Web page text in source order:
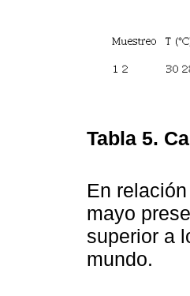
Tabla 5.
En
mayo
superior a
mundo.